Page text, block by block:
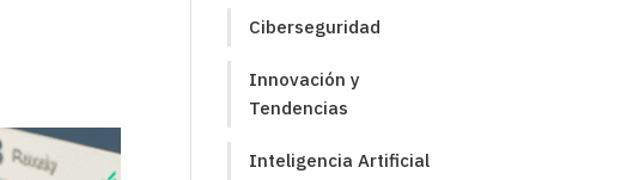
Ciberseguridad
Innovación y
Tendencias
Inteligencia Artificial